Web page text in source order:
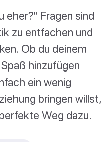
eher?" Fragen sind
zu entfachen und
Ob du deinem
hinzufügen
ein wenig
bringen willst,
Weg dazu.